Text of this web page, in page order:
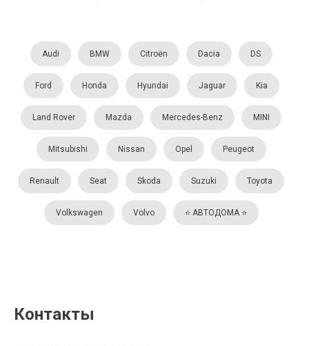
Audi BMW Citroën Dacia DS
Ford Honda Hyundai Jaguar Kia
Land Rover Mazda Mercedes-Benz MINI
Mitsubishi Nissan Opel Peugeot
Renault Seat Skoda Suzuki Toyota
Volkswagen Volvo ⭐️ АВТОДОМА ⭐️
Контакты